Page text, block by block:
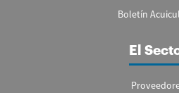
Boletín
El